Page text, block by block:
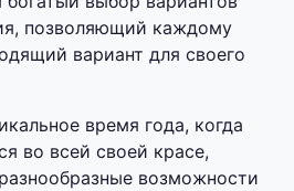
позволяющий каждому
вариант для своего
время года, когда
во всей своей красе,
возможности